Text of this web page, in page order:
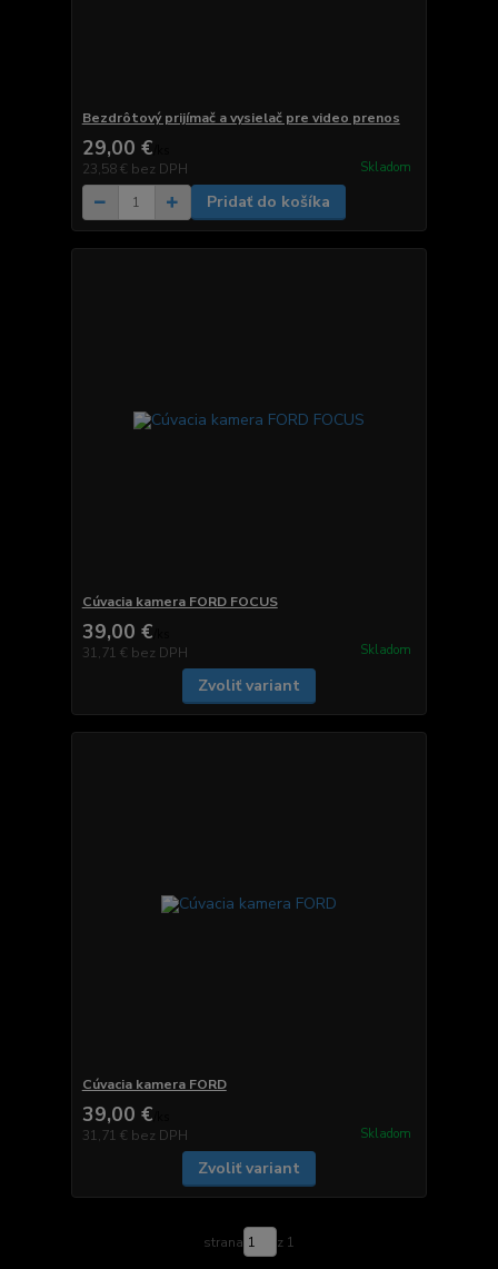
Bezdrôtový prijímač a vysielač pre video prenos
29,00 €
23,58 € bez DPH Skladom
Pridať do košíka
Cúvacia kamera FORD FOCUS
39,00 €
31,71 € bez DPH Skladom
Zvoliť variant
Cúvacia kamera FORD
39,00 €
31,71 € bez DPH Skladom
Zvoliť variant
strana z 1